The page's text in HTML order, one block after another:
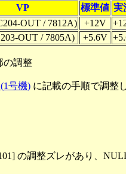
VP 標準値 実
OUT / 7812A)
+12V
OUT / 7805A)
+5.6V
の調整
号機) に記載の手順で調整
の調整ズレがあり、